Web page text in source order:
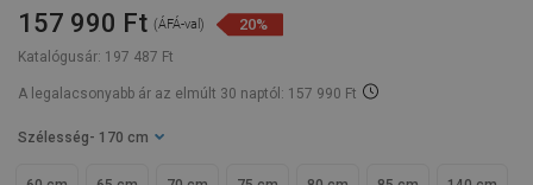
Katalógusár: 197 487 Ft
157 990 Ft (ÁFÁ-val) 20%
A legalacsonyabb ár az elmúlt 30 naptól: 157 990 Ft
Szélesség - 170 cm